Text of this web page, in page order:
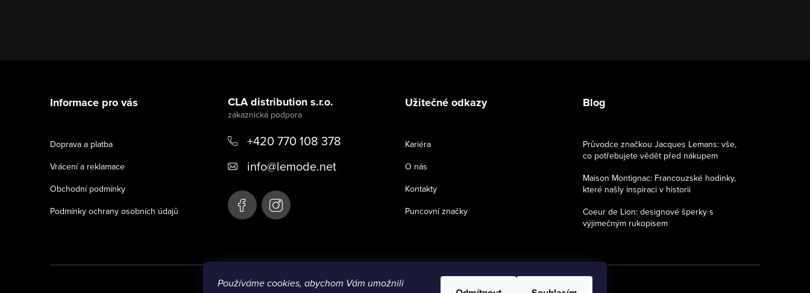
Používáme cookies, abychom Vám umožnili
Informace pro vás
Doprava a platba
Vrácení a reklamace
Obchodní podmínky
Podmínky ochrany osobních údajů
CLA distribution s.r.o.
+420 770 108 378
info@lemode.net
Užitečné odkazy
Kariéra
O nás
Kontakty
Puncovní značky
Blog
Průvodce značkou Jacques Lemans: vše,
co potřebujete vědět před nákupem
Maison Montignac: Francouzské hodinky,
které našly inspiraci v historii
Coeur de Lion: designové šperky s
výjimečným rukopisem